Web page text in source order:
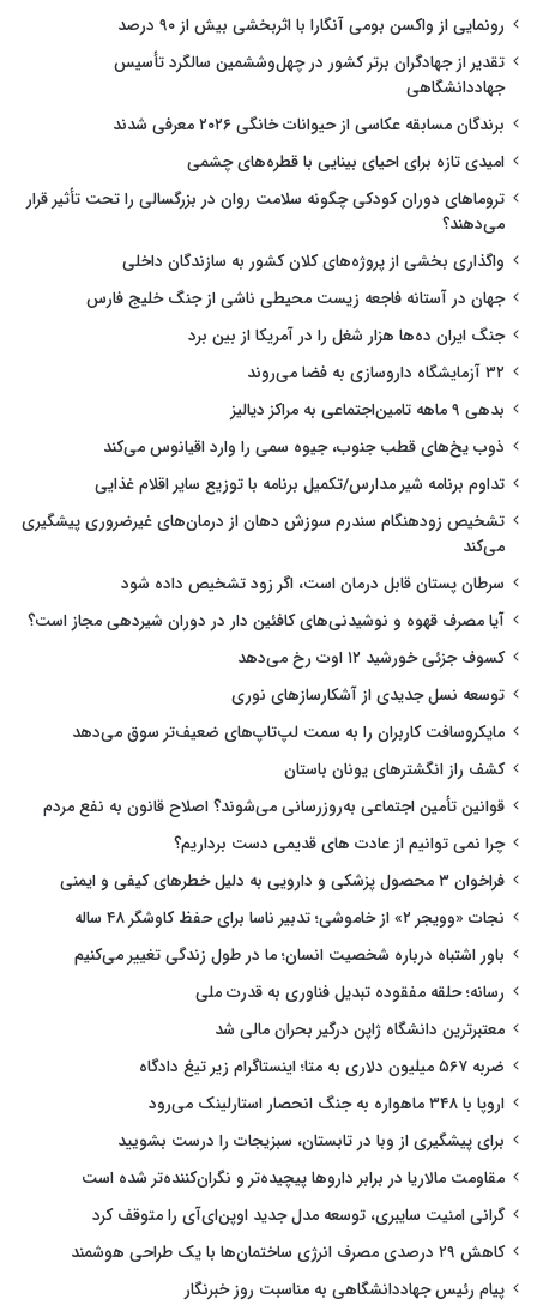
رونمایی از واکسن بومی آنگارا با اثربخشی بیش از ۹۰ درصد
تقدیر از جهادگران برتر کشور در چهل‌وششمین سالگرد تأسیس
جهاددانشگاهی
برندگان مسابقه عکاسی از حیوانات خانگی ۲۰۲۶ معرفی شدند
امیدی تازه برای احیای بینایی با قطره‌های چشمی
تروماهای دوران کودکی چگونه سلامت روان در بزرگسالی را تحت تأثیر قرار
می‌دهند؟
واگذاری بخشی از پروژه‌های کلان کشور به سازندگان داخلی
جهان در آستانه فاجعه زیست محیطی ناشی از جنگ خلیج فارس
جنگ ایران ده‌ها هزار شغل را در آمریکا از بین برد
۳۲ آزمایشگاه داروسازی به فضا می‌روند
بدهی ۹ ماهه تامین‌اجتماعی به مراکز دیالیز
ذوب یخ‌های قطب جنوب، جیوه سمی را وارد اقیانوس می‌کند
تداوم برنامه شیر مدارس/تکمیل برنامه با توزیع سایر اقلام غذایی
تشخیص زودهنگام سندرم سوزش دهان از درمان‌های غیرضروری پیشگیری
می‌کند
سرطان پستان قابل درمان است، اگر زود تشخیص داده شود
آیا مصرف قهوه و نوشیدنی‌های کافئین دار در دوران شیردهی مجاز است؟
کسوف جزئی خورشید ۱۲ اوت رخ می‌دهد
توسعه نسل جدیدی از آشکارسازهای نوری
مایکروسافت کاربران را به سمت لپ‌تاپ‌های ضعیف‌تر سوق می‌دهد
کشف راز انگشترهای یونان باستان
قوانین تأمین اجتماعی به‌روزرسانی می‌شوند؟ اصلاح قانون به نفع مردم
چرا نمی توانیم از عادت های قدیمی دست برداریم؟
فراخوان ۳ محصول پزشکی و دارویی به دلیل خطرهای کیفی و ایمنی
نجات «وویجر ۲» از خاموشی؛ تدبیر ناسا برای حفظ کاوشگر ۴۸ ساله
باور اشتباه درباره شخصیت انسان؛ ما در طول زندگی تغییر می‌کنیم
رسانه؛ حلقه مفقوده تبدیل فناوری به قدرت ملی
معتبرترین دانشگاه ژاپن درگیر بحران مالی شد
ضربه ۵۶۷ میلیون دلاری به متا؛ اینستاگرام زیر تیغ دادگاه
اروپا با ۳۴۸ ماهواره به جنگ انحصار استارلینک می‌رود
برای پیشگیری از وبا در تابستان، سبزیجات را درست بشویید
مقاومت مالاریا در برابر داروها پیچیده‌تر و نگران‌کننده‌تر شده است
گرانی امنیت سایبری، توسعه مدل جدید اوپن‌ای‌آی را متوقف کرد
کاهش ۲۹ درصدی مصرف انرژی ساختمان‌ها با یک طراحی هوشمند
پیام رئیس جهاددانشگاهی به مناسبت روز خبرنگار